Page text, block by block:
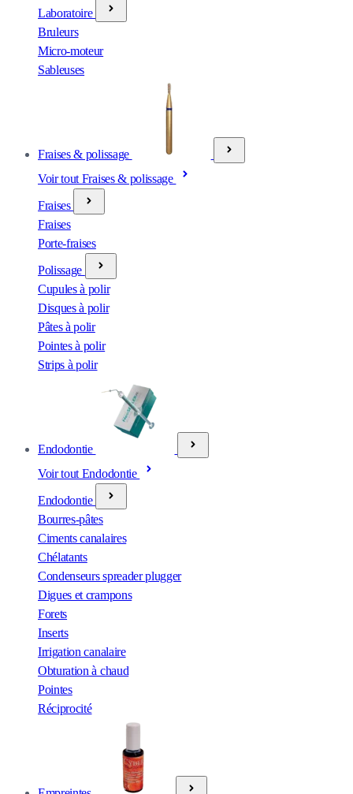
Laboratoire
Bruleurs
Micro-moteur
Sableuses
Fraises & polissage
Voir tout Fraises & polissage
Fraises
Fraises
Porte-fraises
Polissage
Cupules à polir
Disques à polir
Pâtes à polir
Pointes à polir
Strips à polir
Endodontie
Voir tout Endodontie
Endodontie
Bourres-pâtes
Ciments canalaires
Chélatants
Condenseurs spreader plugger
Digues et crampons
Forets
Inserts
Irrigation canalaire
Obturation à chaud
Pointes
Réciprocité